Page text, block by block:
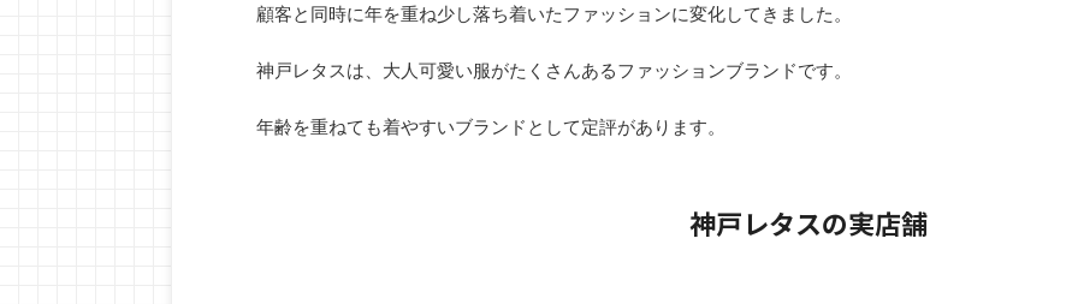
顧客と同時に年を重ね少し落ち着いたファッションに変化してきました。
神戸レタスは、大人可愛い服がたくさんあるファッションブランドです。
年齢を重ねても着やすいブランドとして定評があります。
神戸レタスの実店舗